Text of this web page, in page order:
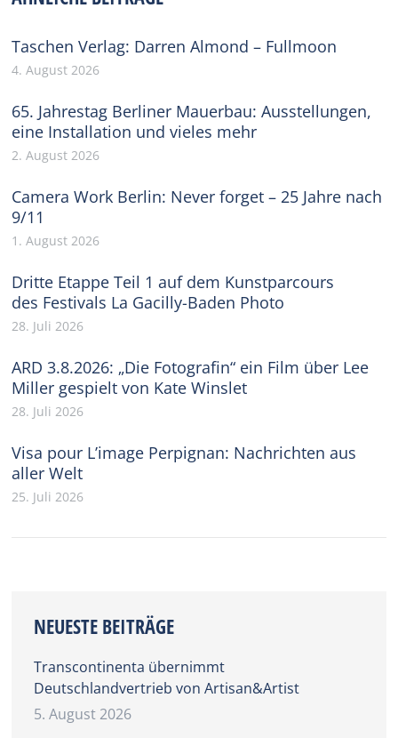
Taschen Verlag: Darren Almond – Fullmoon
4. August 2026
65. Jahrestag Berliner Mauerbau: Ausstellungen,
eine Installation und vieles mehr
2. August 2026
Camera Work Berlin: Never forget – 25 Jahre nach
9/11
1. August 2026
Dritte Etappe Teil 1 auf dem Kunstparcours
des Festivals La Gacilly-Baden Photo
28. Juli 2026
ARD 3.8.2026: „Die Fotografin“ ein Film über Lee
Miller gespielt von Kate Winslet
28. Juli 2026
Visa pour L’image Perpignan: Nachrichten aus
aller Welt
25. Juli 2026
NEUESTE BEITRÄGE
Transcontinenta übernimmt
Deutschlandvertrieb von Artisan&Artist
5. August 2026